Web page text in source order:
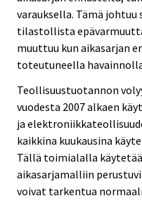
varauksella. Tämä
tilastollista
muuttuu kun aikasarjan
toteutuneella
Teollisuustuotannon
vuodesta 2007 alkaen
ja
kaikkina kuukausina
Tällä toimialalla
aikasarjamalliin
voivat tarkentua